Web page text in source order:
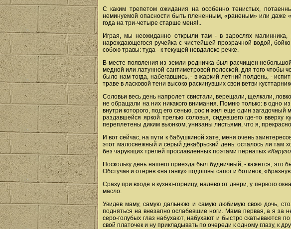
С каким трепетом ожидания на особенно тенистых,
неминуемой опасности быть плененным, «раненым» или даже
года на три-четыре старше меня!..
Играя, мы неожиданно открыли там - в зарослях
нарождающегося ручейка с чистейшей прозрачной водой,
собою травы: туда - к текущей невдалеке речке.
В месте появления из земли родничка был расчищен
медной или латунной сантиметровой полоской, для того чтобы
было нам тогда, набегавшись, - в жаркий летний полдень, -
траве в ласковой тени высоко раскинувших свои ветви
Соловьи весь день напролет свистали, верещали, щелкали,
не обращали на них никакого внимания. Помню только: в одно
внутри которого, под его сенью, рос и жил еще один
раздавшейся яркой трелью соловья, сидевшего где-то
переплетены диким вьюнком, унизаны листьями, что я,
И вот сейчас, на пути к бабушкиной хате, меня очень
этот малоснежный и серый декабрьский день: осталось ли там
без чарующих трелей прославленных поэтами пернатых
Поскольку день нашего приезда был будничный, - кажется, это
Обстучав и отерев «на ганку» подошвы сапог и ботинок,
Сразу при входе в кухню-горницу, налево от двери, у первого
масло.
Увидев маму, самую дальнюю и самую любимую свою дочь,
подняться на внезапно ослабевшие ноги. Мама первая, а я за
серо-голубых глаз набухают, набухают и быстро
свой платочек и ну прикладывать по очереди к одному глазу, к